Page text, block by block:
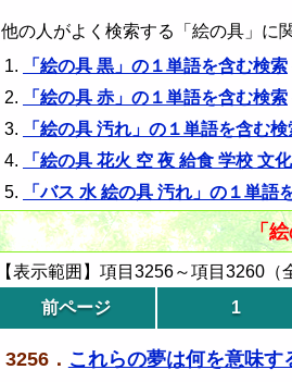
他の人がよく検索する「絵の具」に
「絵の具 黒」の１単語を含む検索
「絵の具 赤」の１単語を含む検索
「絵の具 汚れ」の１単語を含む検
「絵の具 花火 空 夜 給食 学校 文
「バス 水 絵の具 汚れ」の１単語
「
【表示範囲】項目3256～項目3260（
前ページ
1
3256． これらの夢は何を意味す